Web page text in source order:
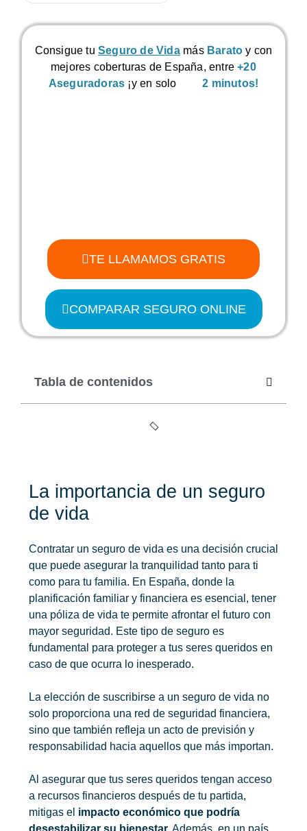
La importancia de un seguro
de vida
Contratar un seguro de vida es una decisión crucial
que puede asegurar la tranquilidad tanto para ti
como para tu familia. En España, donde la
planificación familiar y financiera es esencial, tener
una póliza de vida te permite afrontar el futuro con
mayor seguridad. Este tipo de seguro es
fundamental para proteger a tus seres queridos en
caso de que ocurra lo inesperado.
La elección de suscribirse a un seguro de vida no
solo proporciona una red de seguridad financiera,
sino que también refleja un acto de previsión y
responsabilidad hacia aquellos que más importan.
Al asegurar que tus seres queridos tengan acceso
a recursos financieros después de tu partida,
mitigas el impacto económico que podría
desestabilizar su bienestar. Además, en un país
Consigue tu Seguro de Vidamás Barato y con
mejores coberturas de España, entre+20
Aseguradoras ¡y en solo2 minutos!
TE LLAMAMOS GRATIS
COMPARAR SEGURO ONLINE
Tabla de contenidos